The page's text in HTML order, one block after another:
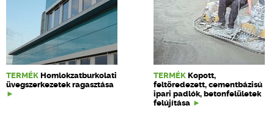
TERMÉK Homlokzatburkolati
üvegszerkezetek ragasztása
TERMÉK Kopott,
feltöredezett, cementbázisú
ipari padlók, betonfelületek
felújítása